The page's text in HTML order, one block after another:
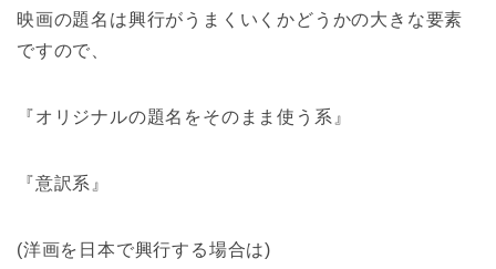
映画の題名は興行がうまくいくかどうかの大きな要素
ですので、
『オリジナルの題名をそのまま使う系』
『意訳系』
(洋画を日本で興行する場合は)